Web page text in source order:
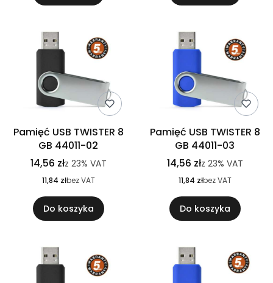
Pamięć USB TWISTER 8
GB 44011-02
14,56 złz 23% VAT
11,84 złbez VAT
Do koszyka
Pamięć USB TWISTER 8
GB 44011-03
14,56 złz 23% VAT
11,84 złbez VAT
Do koszyka